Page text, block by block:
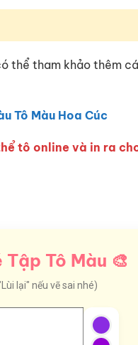
tham khảo thêm
Tô Màu Hoa Cúc
tô online và in ra
Tô Màu 🎨
lại" nếu vẽ sai nhé)